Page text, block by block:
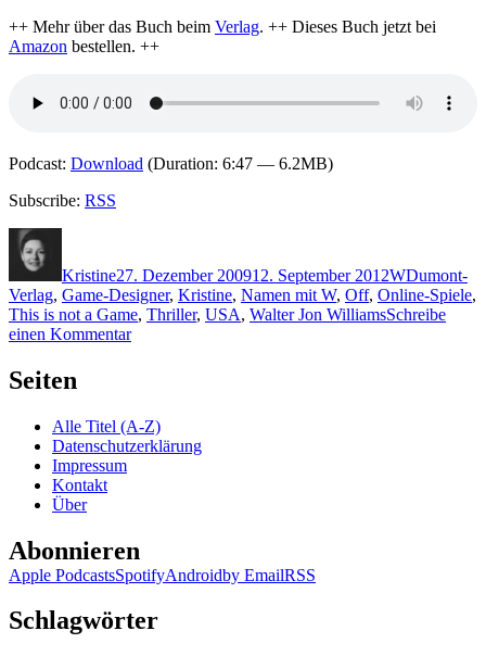
++ Mehr über das Buch beim Verlag. ++ Dieses Buch jetzt bei
Amazon bestellen. ++
Podcast: Download (Duration: 6:47 — 6.2MB)
Subscribe: RSS
Kristine27. Dezember 200912. September 2012WDumont-
Verlag, Game-Designer, Kristine, Namen mit W, Off, Online-Spiele,
This is not a Game, Thriller, USA, Walter Jon WilliamsSchreibe
einen Kommentarzu
Williams
–
Seiten
Alle Titel (A-Z)
Datenschutzerklärung
Impressum
Kontakt
Über
Abonnieren
Apple PodcastsSpotifyAndroidby EmailRSS
Schlagwörter